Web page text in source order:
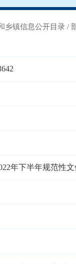
乡镇信息公开目录 /
年下半年规范性